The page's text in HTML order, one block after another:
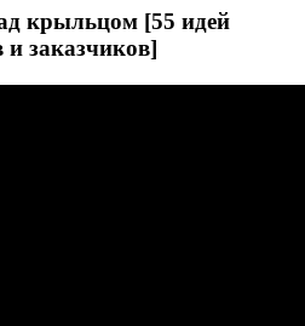
крыльцом [55 идей
и заказчиков]